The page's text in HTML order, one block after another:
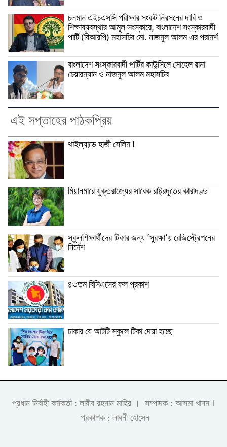
চলমান এইচএসসি পরীক্ষার সংকট নিরসনের দাবি ও
শিক্ষাব্যবস্থার আমূল সংস্কারে, বাংলাদেশ সংস্কারবাদী
পার্টি (বিআরপি) মহাসচিব মো. নাজমুল আলম এর পরামর্শ
বাংলাদেশ সংস্কারবাদী পার্টির কাউন্সিলে সোহেল রানা
চেয়ারম্যান ও নাজমুল আলম মহাসচিব
এই সপ্তাহের পাঠকপ্রিয়
থাইল্যান্ডে হাজী সেলিম !
মিয়ানমারে যুক্তরাজ্যের সাবেক রাষ্ট্রদূতের কারাদণ্ড
স্কুলশিক্ষার্থীদের টিকার জন্য ‘সুরক্ষা’য় রেজিস্ট্রেশনের
নির্দেশ
৪৩তম বিসিএসের ফল প্রকাশ
ঢাকার যে আটটি স্কুলে টিকা দেয়া হচ্ছে
প্রধান নির্বাহী কর্মকর্তা : লাবীব রহমান মাহির । সম্পাদক : আসমা খানম ।
প্রকাশক : লাবনী হোসেন